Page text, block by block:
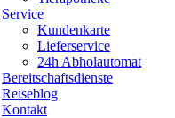
Service
Kundenkarte
Lieferservice
24h Abholautomat
Bereitschaftsdienste
Reiseblog
Kontakt